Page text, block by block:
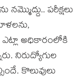
నమ్మొద్దు.. పరీక్షలు
ఎట్లా అధికారంలోకి
నిరుద్యోగుల
కొలువులు